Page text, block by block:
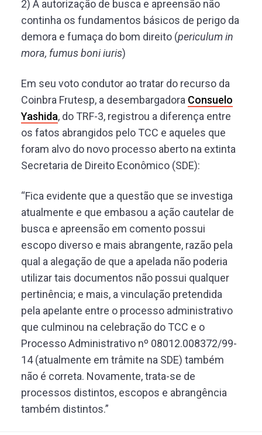
2) A autorização de busca e apreensão não
continha os fundamentos básicos de perigo da
demora e fumaça do bom direito (periculum in
mora, fumus boni iuris)
Em seu voto condutor ao tratar do recurso da
Coinbra Frutesp, a desembargadora Consuelo
Yashida, do TRF-3, registrou a diferença entre
os fatos abrangidos pelo TCC e aqueles que
foram alvo do novo processo aberto na extinta
Secretaria de Direito Econômico (SDE):
“Fica evidente que a questão que se investiga
atualmente e que embasou a ação cautelar de
busca e apreensão em comento possui
escopo diverso e mais abrangente, razão pela
qual a alegação de que a apelada não poderia
utilizar tais documentos não possui qualquer
pertinência; e mais, a vinculação pretendida
pela apelante entre o processo administrativo
que culminou na celebração do TCC e o
Processo Administrativo nº 08012.008372/99-
14 (atualmente em trâmite na SDE) também
não é correta. Novamente, trata-se de
processos distintos, escopos e abrangência
também distintos.”